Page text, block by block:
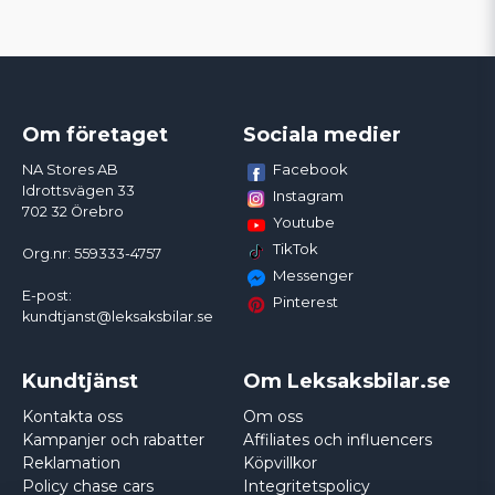
Om företaget
NA Stores AB
Idrottsvägen 33
702 32 Örebro
Org.nr: 559333-4757
E-post:
kundtjanst@leksaksbilar.se
Sociala medier
Facebook
Instagram
Youtube
TikTok
Messenger
Pinterest
Kundtjänst
Kontakta oss
Kampanjer och rabatter
Reklamation
Policy chase cars
Om Leksaksbilar.se
Om oss
Affiliates och influencers
Köpvillkor
Integritetspolicy